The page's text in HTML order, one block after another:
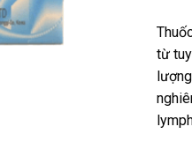
từ